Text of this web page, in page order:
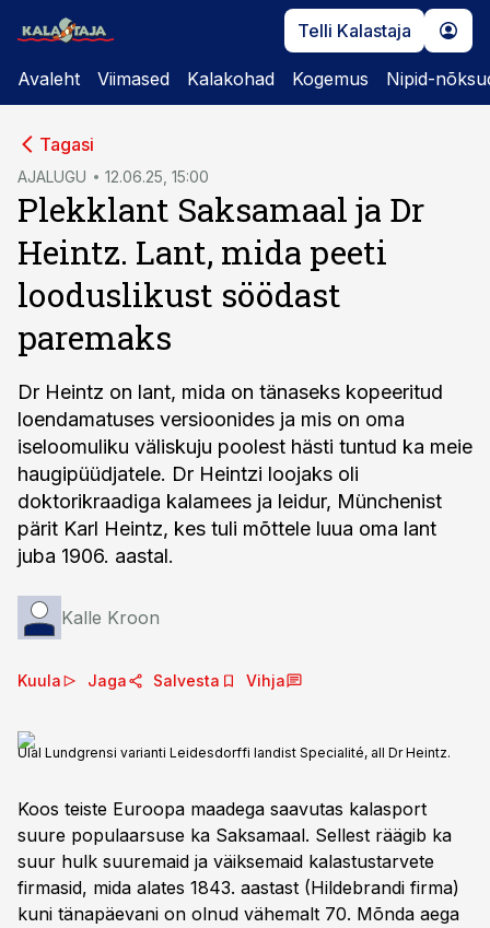
Telli Kalastaja
Avaleht Viimased Kalakohad Kogemus Nipid-
Tagasi
AJALUGU 12.06.25, 15:00
Plekklant Saksamaal ja Dr
Heintz. Lant, mida peeti
looduslikust söödast
paremaks
Dr Heintz on lant, mida on tänaseks kopeeritud
loendamatuses versioonides ja mis on oma
iseloomuliku väliskuju poolest hästi tuntud ka meie
haugipüüdjatele. Dr Heintzi loojaks oli
doktorikraadiga kalamees ja leidur, Münchenist
pärit Karl Heintz, kes tuli mõttele luua oma lant
juba 1906. aastal.
Kalle Kroon
Kuula Jaga Salvesta Vihja
Ülal Lundgrensi varianti Leidesdorffi landist Specialité, all Dr Heintz.
Koos teiste Euroopa maadega saavutas kalasport
suure populaarsuse ka Saksamaal. Sellest räägib ka
suur hulk suuremaid ja väiksemaid kalastustarvete
firmasid, mida alates 1843. aastast (Hildebrandi firma)
kuni tänapäevani on olnud vähemalt 70. Mõnda aega